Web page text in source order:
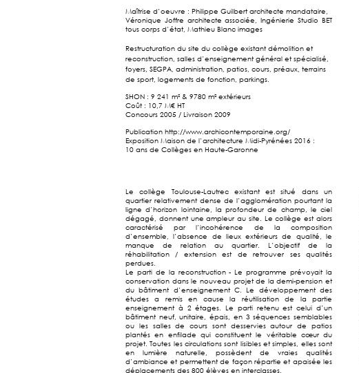
Maîtrise d’oeuvre : Philippe Guilbert architecte mandataire,
Véronique Joffre architecte associée, Ingénierie Studio BET
tous corps d’état, Mathieu Blanc images
Restructuration du site du collège existant démolition et
reconstruction, salles d’enseignement général et spécialisé,
foyers, SEGPA, administration, patios, cours, préaux, terrains
de sport, logements de fonction, parkings.
SHON : 9 241 m² & 9780 m² extérieurs
Coût : 10,7 M€ HT
Concours 2005 / Livraison 2009
Publication http://www.archicontemporaine.org/
Exposition Maison de l’architecture Midi-Pyrénées 2016 :
10 ans de Collèges en Haute-Garonne
Le collège Toulouse-Lautrec existant est situé dans un
quartier relativement dense de l’agglomération pourtant la
ligne d’horizon lointaine, la profondeur de champ, le ciel
dégagé, donnent une ampleur au site. Le collège est alors
caractérisé par l’incohérence de la composition
d’ensemble, l’absence de lieux extérieurs de qualité, le
manque de relation au quartier. L’objectif de la
réhabilitation / extension est de retrouver ses qualités
perdues.
Le parti de la reconstruction - Le programme prévoyait la
conservation dans le nouveau projet de la demi-pension et
du bâtiment d’enseignement C. Le développement des
études a remis en cause la réutilisation de la partie
enseignement à 2 étages. Le parti retenu est celui d’un
bâtiment neuf, unitaire, épais, en 3 séquences semblables
ou les salles de cours sont desservies autour de patios
plantés en enfilade qui constituent le véritable cœur du
projet. Toutes les circulations sont lisibles et simples, elles sont
en lumière naturelle, possèdent de vraies qualités
d’ambiance et permettent de façon répartie et apaisée les
déplacements des 800 élèves en interclasses.